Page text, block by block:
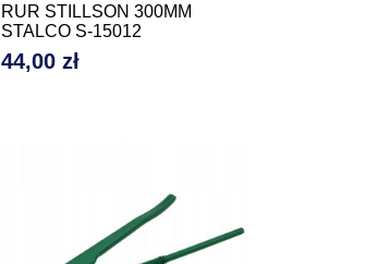
RUR STILLSON 300MM
STALCO S-15012
Cena
44,00 zł